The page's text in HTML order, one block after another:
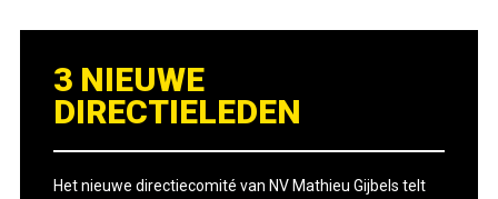
3 NIEUWE
DIRECTIELEDEN
Het nieuwe directiecomité van NV Mathieu Gijbels telt